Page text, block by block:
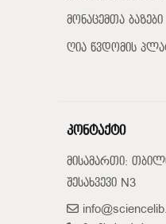
მონაცემთა ბაზები
ღია წვდომის
კონტაქტი
მისამართი:
შესახვევი N3